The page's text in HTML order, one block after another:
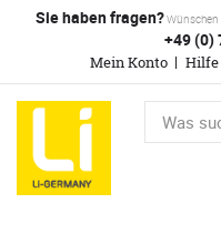
Sie haben fragen?Wünschen
+49 (0)
Mein Konto Hilfe